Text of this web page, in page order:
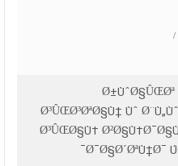
/
Ø±ÙˆØ§ÛŒØª
Ø³ÛŒØ³ØªØ§Ù† Ùˆ
Ø³ÛŒØ§Ù‡
Ø¯Ø§Ø´ØªÙ†Ø¯